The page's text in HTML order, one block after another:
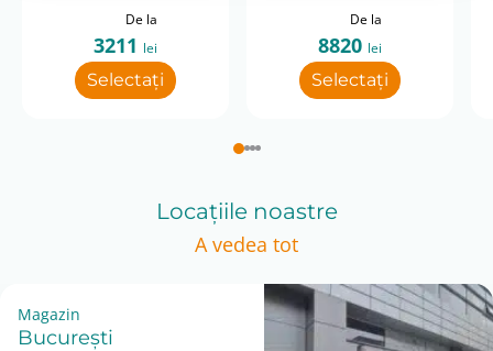
De la
3211 lei
Selectați
De la
8820 lei
Selectați
Locațiile noastre
A vedea tot
Magazin
București